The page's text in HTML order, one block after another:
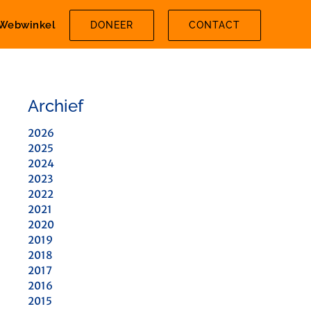
DONEER CONTACT
Archief
2026
2025
2024
2023
2022
2021
2020
2019
2018
2017
2016
2015